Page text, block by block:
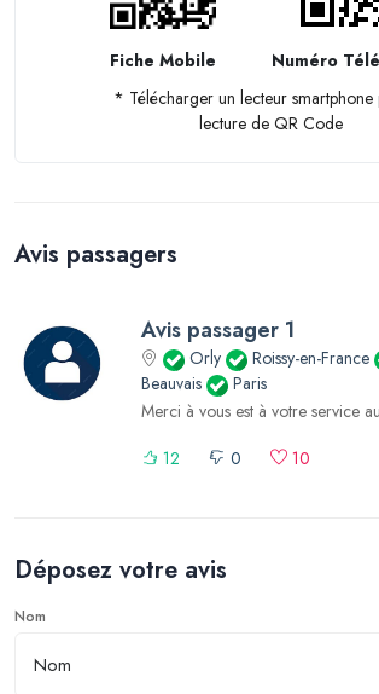
Fiche Mobile
Numéro
* Télécharger un lecteur smartphone
lecture de QR Code
Avis passagers
Avis passager 1
Orly Roissy-en-France
Beauvais
Paris
Merci à vous est à votre service
12
0 10
Déposez votre avis
Nom